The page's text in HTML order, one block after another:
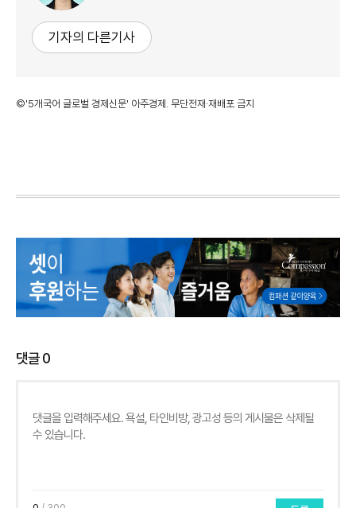
기자의 다른기사
©'5개국어 글로벌 경제신문' 아주경제. 무단전재·재배포 금지
댓글0